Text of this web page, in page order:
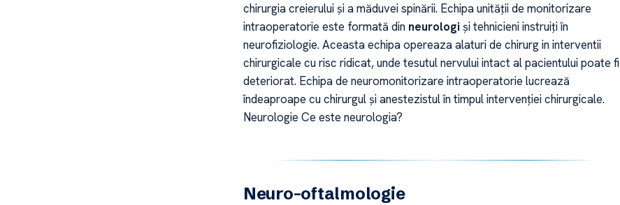
chirurgia creierului și a măduvei spinării. Echipa unității de monitorizare
intraoperatorie este formată dinneurologi și tehnicieni instruiți în
neurofiziologie. Aceasta echipa opereaza alaturi de chirurg in interventii
chirurgicale cu risc ridicat, unde tesutul nervului intact al pacientului poate fi
deteriorat. Echipa de neuromonitorizare intraoperatorie lucrează
îndeaproape cu chirurgul și anestezistul în timpul intervenției chirurgicale.
Neurologie Ce este neurologia?
Neuro-oftalmologie